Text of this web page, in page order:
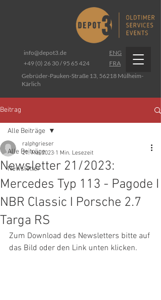
+49 (0) 26 30 / 95 65 424
info@depot3.de
ENG
FRA
Gebrüder-Pauken-Straße 13, 56218 Mülheim-
Kärlich
Beitrag
Alle Beiträge
Newsletter
Alle Beiträge
Newsletter 21/2023:
Mercedes Typ 113 - Pagode I
NBR Classic I Porsche 2.7
Targa RS
ralphgrieser
21. Mai 2023 1 Min. Lesezeit
Zum Download des Newsletters bitte auf
das Bild oder den Link unten klicken.